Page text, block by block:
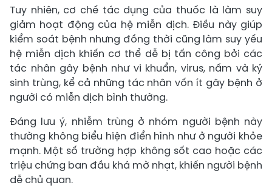
Tuy nhiên, cơ chế tác dụng của thuốc là làm suy
giảm hoạt động của hệ miễn dịch. Điều này giúp
kiểm soát bệnh nhưng đồng thời cũng làm suy yếu
hệ miễn dịch khiến cơ thể dễ bị tấn công bởi các
tác nhân gây bệnh như vi khuẩn, virus, nấm và ký
sinh trùng, kể cả những tác nhân vốn ít gây bệnh ở
người có miễn dịch bình thường.
Đáng lưu ý, nhiễm trùng ở nhóm người bệnh này
thường không biểu hiện điển hình như ở người khỏe
mạnh. Một số trường hợp không sốt cao hoặc các
triệu chứng ban đầu khá mờ nhạt, khiến người bệnh
dễ chủ quan.